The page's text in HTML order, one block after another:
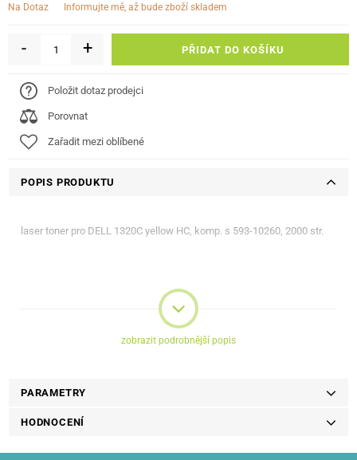
Na Dotaz informujte mě, až bude zboží skladem
- + PŘIDAT DO KOŠÍKU
Položit dotaz prodejci
Porovnat
Zařadit mezi oblíbené
POPIS PRODUKTU
laser toner pro DELL 1320C yellow HC, komp. s 593-10260, 2000 str.
zobrazit podrobnější popis
PARAMETRY
HODNOCENÍ